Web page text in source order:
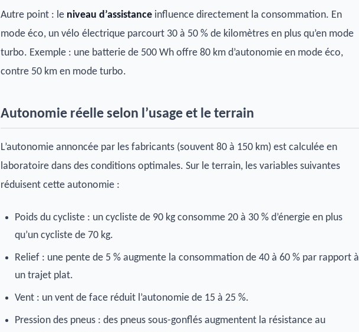
Autre point : le niveau d’assistance influence directement la consommation. En
mode éco, un vélo électrique parcourt 30 à 50 % de kilomètres en plus qu’en mode
turbo. Exemple : une batterie de 500 Wh offre 80 km d’autonomie en mode éco,
contre 50 km en mode turbo.
Autonomie réelle selon l’usage et le terrain
L’autonomie annoncée par les fabricants (souvent 80 à 150 km) est calculée en
laboratoire dans des conditions optimales. Sur le terrain, les variables suivantes
réduisent cette autonomie :
Poids du cycliste : un cycliste de 90 kg consomme 20 à 30 % d’énergie en plus
qu’un cycliste de 70 kg.
Relief : une pente de 5 % augmente la consommation de 40 à 60 % par rapport à
un trajet plat.
Vent : un vent de face réduit l’autonomie de 15 à 25 %.
Pression des pneus : des pneus sous-gonflés augmentent la résistance au